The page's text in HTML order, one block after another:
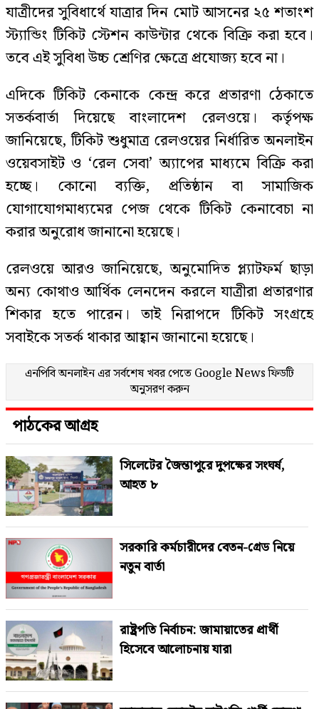
যাত্রীদের সুবিধার্থে যাত্রার দিন মোট আসনের ২৫ শতাংশ
স্ট্যান্ডিং টিকিট স্টেশন কাউন্টার থেকে বিক্রি করা হবে।
তবে এই সুবিধা উচ্চ শ্রেণির ক্ষেত্রে প্রযোজ্য হবে না।
এদিকে টিকিট কেনাকে কেন্দ্র করে প্রতারণা ঠেকাতে
সতর্কবার্তা দিয়েছে বাংলাদেশ রেলওয়ে। কর্তৃপক্ষ
জানিয়েছে, টিকিট শুধুমাত্র রেলওয়ের নির্ধারিত অনলাইন
ওয়েবসাইট ও ‘রেল সেবা’ অ্যাপের মাধ্যমে বিক্রি করা
হচ্ছে। কোনো ব্যক্তি, প্রতিষ্ঠান বা সামাজিক
যোগাযোগমাধ্যমের পেজ থেকে টিকিট কেনাবেচা না
করার অনুরোধ জানানো হয়েছে।
রেলওয়ে আরও জানিয়েছে, অনুমোদিত প্ল্যাটফর্ম ছাড়া
অন্য কোথাও আর্থিক লেনদেন করলে যাত্রীরা প্রতারণার
শিকার হতে পারেন। তাই নিরাপদে টিকিট সংগ্রহে
সবাইকে সতর্ক থাকার আহ্বান জানানো হয়েছে।
এনপিবি অনলাইন এর সর্বশেষ খবর পেতে Google Newsফিডটি
অনুসরণ করুন
পাঠকের আগ্রহ
সিলেটের জৈন্তাপুরে দুপক্ষের সংঘর্ষ,
আহত ৮
সরকারি কর্মচারীদের বেতন-গ্রেড নিয়ে
নতুন বার্তা
রাষ্ট্রপতি নির্বাচন: জামায়াতের প্রার্থী
হিসেবে আলোচনায় যারা